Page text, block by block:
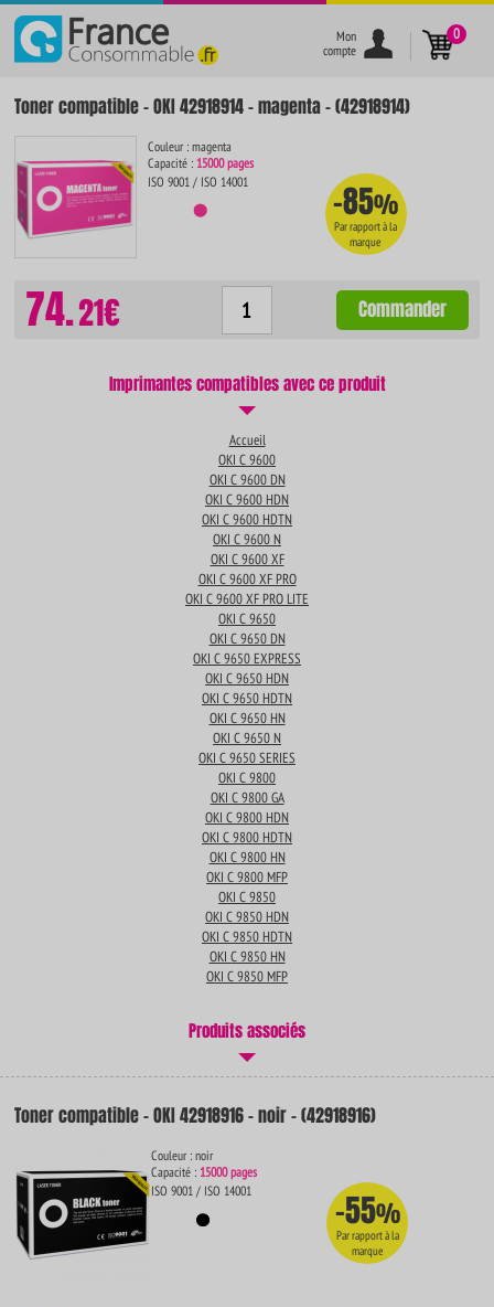
}
Mon
compte
0
Toner compatible - OKI 42918914 - magenta - (42918914)
Couleur : magenta
Capacité : 15000 pages
ISO 9001 / ISO 14001
-85%
Par rapport à la
marque
74.21€ Commander
Imprimantes compatibles avec ce produit
Accueil
OKI C 9600
OKI C 9600 DN
OKI C 9600 HDN
OKI C 9600 HDTN
OKI C 9600 N
OKI C 9600 XF
OKI C 9600 XF PRO
OKI C 9600 XF PRO LITE
OKI C 9650
OKI C 9650 DN
OKI C 9650 EXPRESS
OKI C 9650 HDN
OKI C 9650 HDTN
OKI C 9650 HN
OKI C 9650 N
OKI C 9650 SERIES
OKI C 9800
OKI C 9800 GA
OKI C 9800 HDN
OKI C 9800 HDTN
OKI C 9800 HN
OKI C 9800 MFP
OKI C 9850
OKI C 9850 HDN
OKI C 9850 HDTN
OKI C 9850 HN
OKI C 9850 MFP
Produits associés
Toner compatible - OKI 42918916 - noir - (42918916)
Couleur : noir
Capacité : 15000 pages
ISO 9001 / ISO 14001
-55%
Par rapport à la
marque